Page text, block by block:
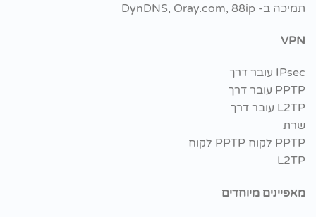
תמיכה ב- DynDNS, Oray.com, 88ip
VPN
IPsec עובר דרך
PPTP עובר דרך
L2TP עובר דרך
שרת
PPTP לקוח PPTP לקוח
L2TP
מאפיינים מיוחדים